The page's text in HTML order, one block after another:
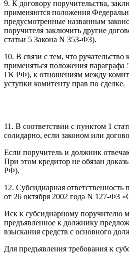
9. К договору поручительства,
применяются положения
предусмотренные названным
поручителя заключить другие
статьи 5 Закона N 353-ФЗ).
10. В связи с тем, что
применяться положения
ГК РФ), к отношениям между
уступки комитенту прав по сделке.
11. В соответствии с пунктом 1
солидарно, если законом или
Если поручитель и должник
При этом кредитор не обязан
РФ).
12. Субсидиарная
от 26 октября 2002 года N 127-ФЗ
Иск к субсидиарному поручителю
предъявленное к должнику
взыскания средств с основного
Для предъявления требования к